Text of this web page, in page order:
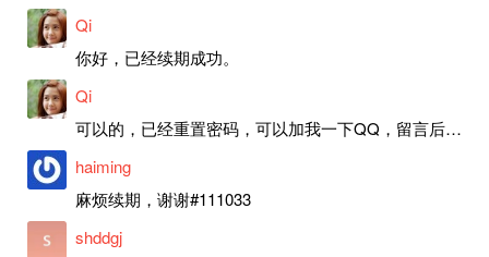
Qi
你好，已经续期成功。
Qi
可以的，已经重置密码，可以加我一下QQ，留言后我就发密码给你。
haiming
麻烦续期，谢谢#111033
shddgj